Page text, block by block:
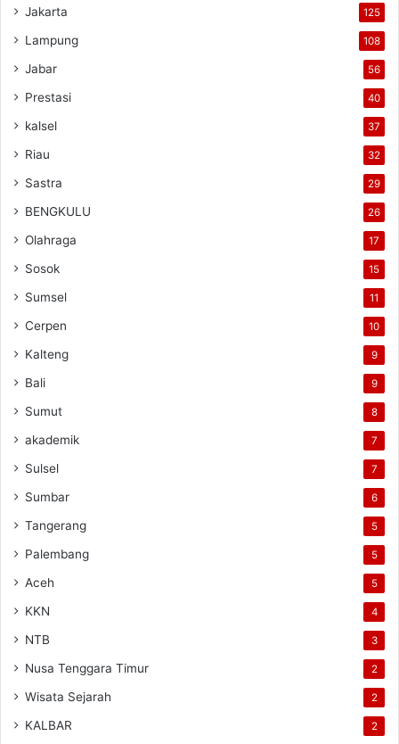
Jakarta 125
Lampung 108
Jabar 56
Prestasi 40
kalsel 37
Riau 32
Sastra 29
BENGKULU 26
Olahraga 17
Sosok 15
Sumsel 11
Cerpen 10
Kalteng 9
Bali 9
Sumut 8
akademik 7
Sulsel 7
Sumbar 6
Tangerang 5
Palembang 5
Aceh 5
KKN 4
NTB 3
Nusa Tenggara Timur 2
Wisata Sejarah 2
KALBAR 2